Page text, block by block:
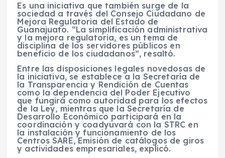
Es una iniciativa que también surge de la
sociedad a través del Consejo Ciudadano de
Mejora Regulatoria del Estado de
Guanajuato. “La simplificación administrativa
y la mejora regulatoria, es un tema de
disciplina de los servidores públicos en
beneficio de los ciudadanos”, resaltó.
Entre las disposiciones legales novedosas de
la iniciativa, se establece a la Secretaría de
la Transparencia y Rendición de Cuentas
como la dependencia del Poder Ejecutivo
que fungirá como autoridad para los efectos
de la Ley, mientras que la Secretaría de
Desarrollo Económico participará en la
coordinación y coadyuvará con la STRC en
la instalación y funcionamiento de los
Centros SARE, Emisión de catálogos de giros
y actividades empresariales, explicó.